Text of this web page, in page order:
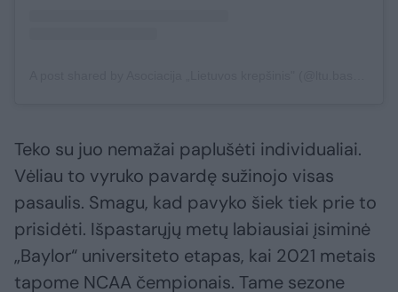
Teko su juo nemažai paplušėti individualiai.
Vėliau to vyruko pavardę sužinojo visas
pasaulis. Smagu, kad pavyko šiek tiek prie to
prisidėti. Išpastarųjų metų labiausiai įsiminė
„Baylor“ universiteto etapas, kai 2021 metais
tapome NCAA čempionais. Tame sezone